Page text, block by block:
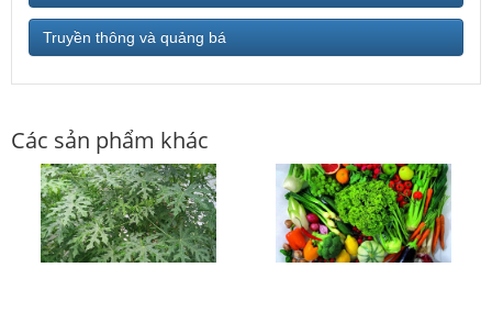
Truyền thông và quảng bá
Các sản phẩm khác